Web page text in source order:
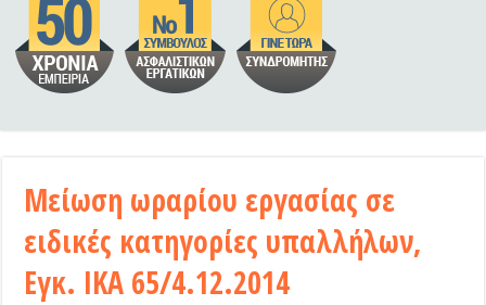
Μείωση ωραρίου εργασίας σε
ειδικές κατηγορίες υπαλλήλων,
Εγκ. ΙΚΑ 65/4.12.2014